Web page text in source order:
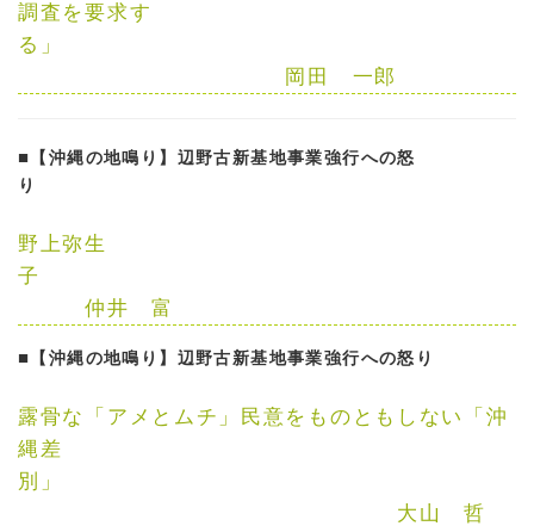
調査を要求す
る」
岡田 一郎
■ 【沖縄の地鳴り】辺野古新基地事業強行への怒
り
野上弥生
子
仲井 富
■ 【沖縄の地鳴り】辺野古新基地事業強行への怒り
露骨な「アメとムチ」民意をものともしない「沖
縄差
別」
大山 哲